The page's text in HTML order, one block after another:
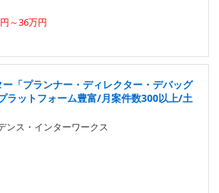
～36万円
「プランナー・ディレクター・デバッグ
ラットフォーム豊富/月案件数300以上/土
ンス・インターワークス